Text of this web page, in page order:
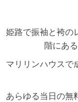
姫路で振袖と袴の
階にあ
マリリンハウスで
あらゆる当日の無